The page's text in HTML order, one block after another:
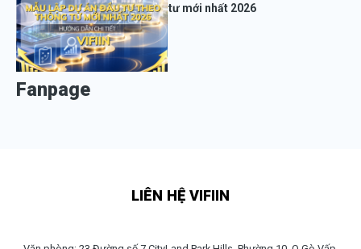
tư mới nhất 2026
Fanpage
LIÊN HỆ VIFIIN